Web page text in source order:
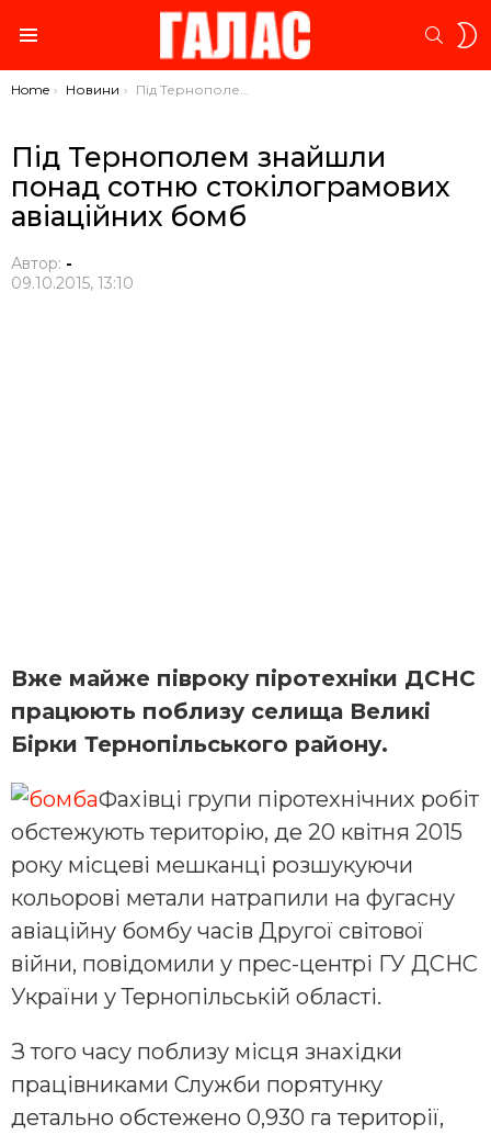
You are here:
Home Новини Під Тернополем знайшли понад сотню стокілограмових авіаційних бомб
Під Тернополем знайшли
понад сотню стокілограмових
авіаційних бомб
Автор: -
09.10.2015, 13:10
Вже майже півроку піротехніки ДСНС
працюють поблизу селища Великі
Бірки Тернопільського району.
Фахівці групи піротехнічних робіт
обстежують територію, де 20 квітня 2015
року місцеві мешканці розшукуючи
кольорові метали натрапили на фугасну
авіаційну бомбу часів Другої світової
війни, повідомили у прес-центрі ГУ ДСНС
України у Тернопільській області.
З того часу поблизу місця знахідки
працівниками Служби порятунку
детально обстежено 0,930 га території,